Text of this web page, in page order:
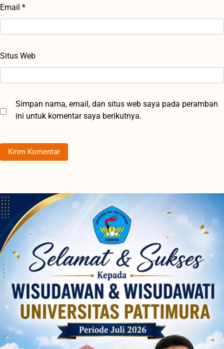
Email *
Situs Web
Simpan nama, email, dan situs web saya pada peramban
ini untuk komentar saya berikutnya.